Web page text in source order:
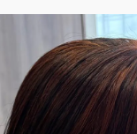
定期購読
デジタル版
購入